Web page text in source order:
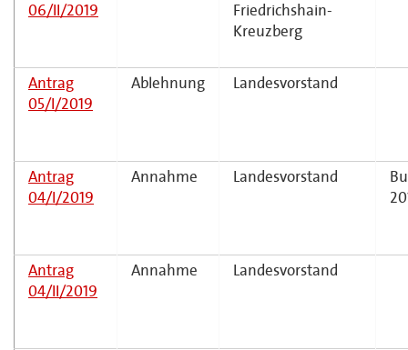
06/II/2019
Friedrichshain-
Kreuzberg
Antrag
05/I/2019
Ablehnung Landesvorstand
Antrag
04/I/2019
Annahme Landesvorstand
Antrag
04/II/2019
Annahme Landesvorstand